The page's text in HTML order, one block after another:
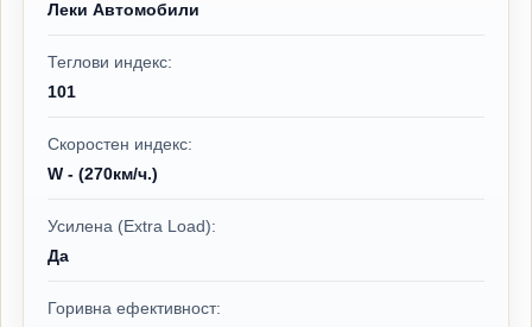
Леки Автомобили
Теглови индекс:
101
Скоростен индекс:
W - (270км/ч.)
Усилена (Extra Load):
Да
Горивна ефективност: